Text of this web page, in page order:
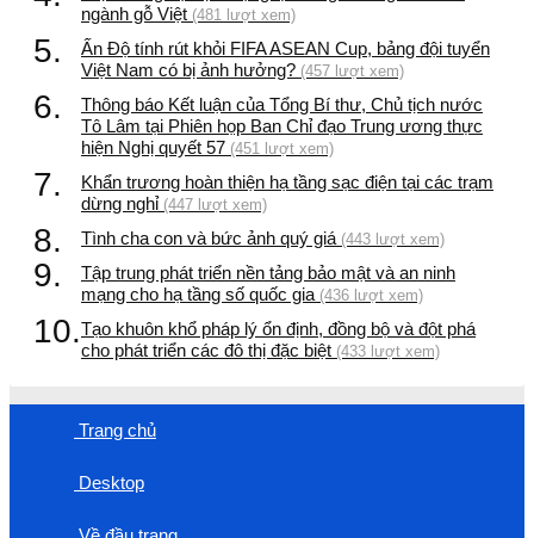
ngành gỗ Việt (481 lượt xem)
5.
Ấn Độ tính rút khỏi FIFA ASEAN Cup, bảng đội tuyển
Việt Nam có bị ảnh hưởng? (457 lượt xem)
6.
Thông báo Kết luận của Tổng Bí thư, Chủ tịch nước
Tô Lâm tại Phiên họp Ban Chỉ đạo Trung ương thực
hiện Nghị quyết 57 (451 lượt xem)
7.
Khẩn trương hoàn thiện hạ tầng sạc điện tại các trạm
dừng nghỉ (447 lượt xem)
8. Tình cha con và bức ảnh quý giá (443 lượt xem)
9.
Tập trung phát triển nền tảng bảo mật và an ninh
mạng cho hạ tầng số quốc gia (436 lượt xem)
10.Tạo khuôn khổ pháp lý ổn định, đồng bộ và đột phá
cho phát triển các đô thị đặc biệt (433 lượt xem)
Trang chủ
Desktop